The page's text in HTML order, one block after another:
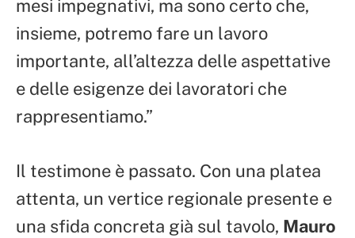
mesi impegnativi, ma sono certo che,
insieme, potremo fare un lavoro
importante, all’altezza delle aspettative
e delle esigenze dei lavoratori che
rappresentiamo.”
Il testimone è passato. Con una platea
attenta, un vertice regionale presente e
una sfida concreta già sul tavolo, Mauro